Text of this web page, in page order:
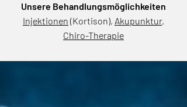
Unsere Behandlungsmöglichkeiten
Injektionen (Kortison), Akupunktur,
Chiro-Therapie